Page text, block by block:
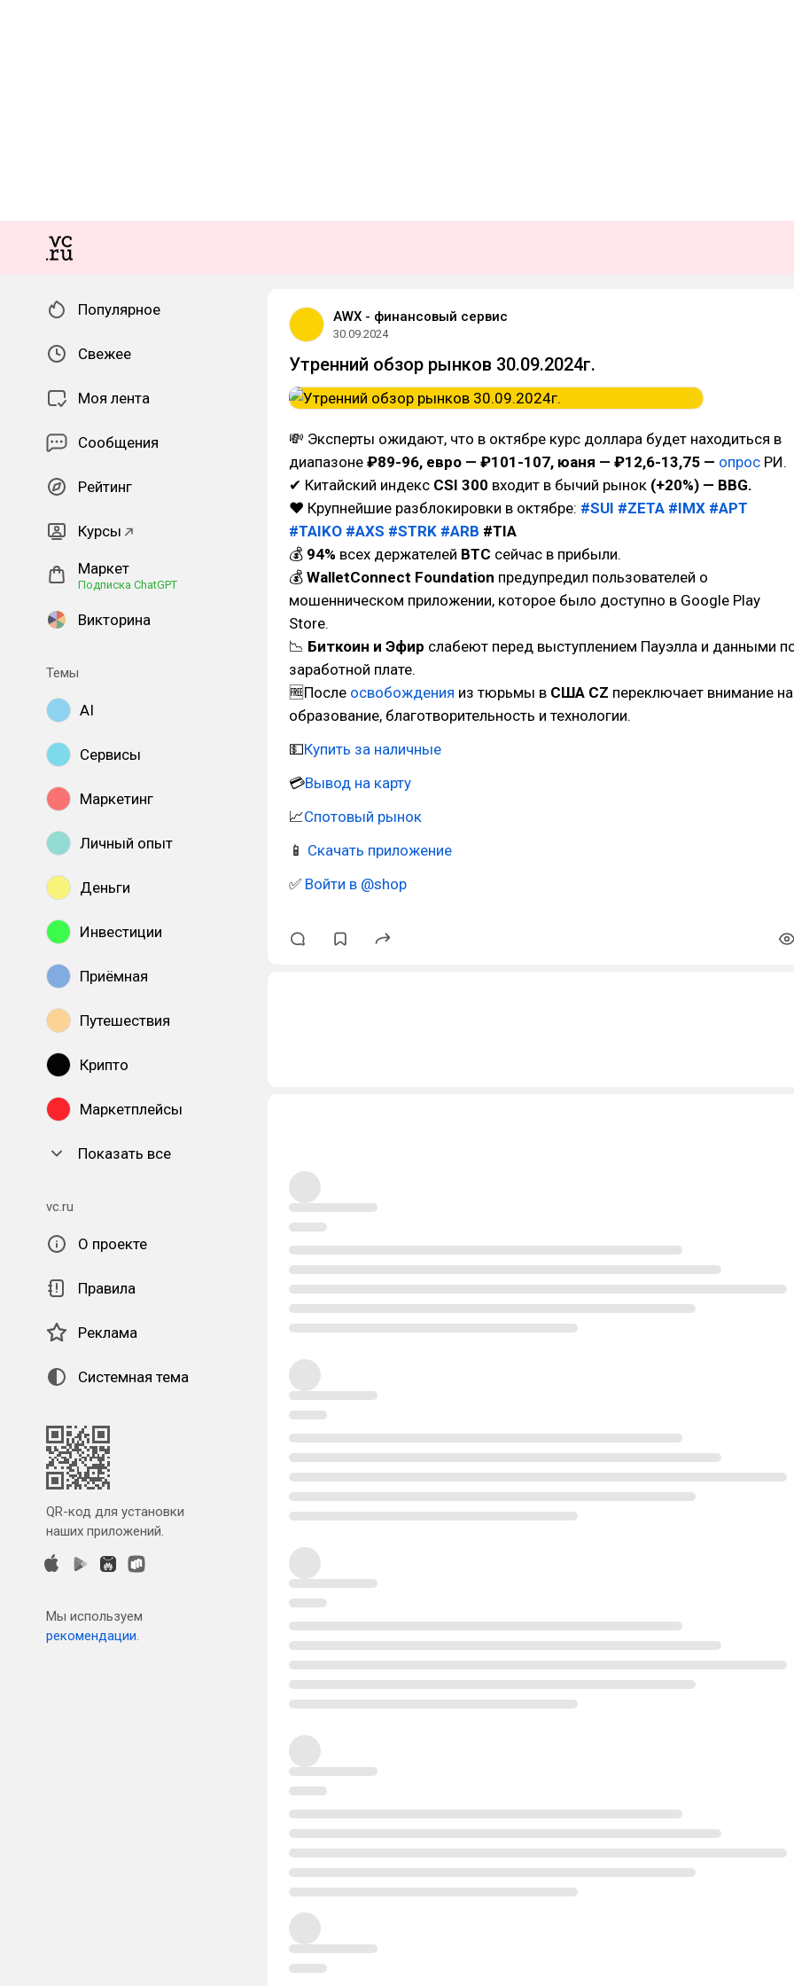
Популярное
Свежее
Моя лента
Сообщения
Рейтинг
Курсы
Маркет
Подписка ChatGPT
Викторина
Темы
AI
Сервисы
Маркетинг
Личный опыт
Деньги
Инвестиции
Приёмная
Путешествия
Крипто
Маркетплейсы
Показать все
vc.ru
О проекте
Правила
Реклама
Системная тема
QR-код для установки
наших приложений.
Мы используем
рекомендации.
AWX - финансовый сервис
30.09.2024
Утренний обзор рынков 30.09.2024г.
💸 Эксперты ожидают, что в октябре курс доллара будет находиться в
диапазоне ₽89-96, евро — ₽101-107, юаня — ₽12,6-13,75 — опрос РИ.
✔ Китайский индекс CSI 300 входит в бычий рынок (+20%) — BBG.
❤ Крупнейшие разблокировки в октябре: #SUI #ZETA #IMX #APT
#TAIKO #AXS #STRK #ARB #TIA
💰 94% всех держателей BTC сейчас в прибыли.
💰 WalletConnect Foundation предупредил пользователей о
мошенническом приложении, которое было доступно в Google Play
Store.
📉 Биткоин и Эфир слабеют перед выступлением Пауэлла и данными
заработной плате.
🆓После освобождения из тюрьмы в США CZ переключает внимание на
образование, благотворительность и технологии.
💵Купить за наличные
💳Вывод на карту
📈Спотовый рынок
📱 Скачать приложение
✅ Войти в @shop